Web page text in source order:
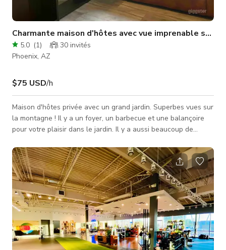
Charmante maison d'hôtes avec vue imprenable sur la
5.0 (1) 30 invités
Phoenix, AZ
$75 USD/h
Maison d'hôtes privée avec un grand jardin. Superbes vues sur
la montagne ! Il y a un foyer, un barbecue et une balançoire
pour votre plaisir dans le jardin. Il y a aussi beaucoup de
queen size, un canapé en cuir qui se transforme en lit simple.
Il y a aussi un matelas gonflable. Un grand dressing. Une
table de cuisine ou un espace de travail avec deux chaises.
Une cuisine complète avec réfrigérateur, évier, friteuse à a